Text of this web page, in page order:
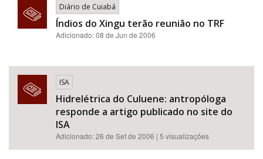
Diário de Cuiabá
Índios do Xingu terão reunião no TRF
Adicionado: 08 de Jun de 2006
ISA
Hidrelétrica do Culuene: antropóloga
responde a artigo publicado no site do
ISA
Adicionado: 26 de Set de 2006 | 5 visualizações